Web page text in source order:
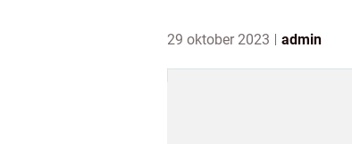
29 oktober 2023 admin